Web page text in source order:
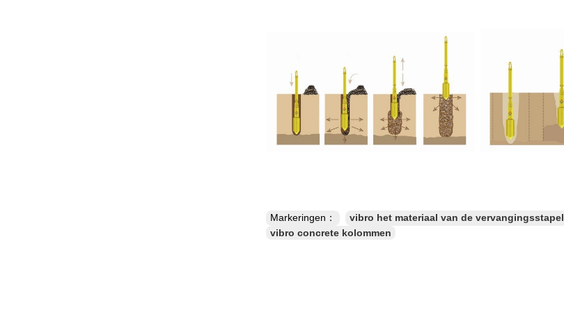
Markeringen： vibro het materiaal van de vervangingsstapel
vibro concrete kolommen